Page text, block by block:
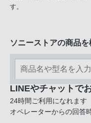
す。
ソニーストアの商品を
LINEやチャットで
24時間ご利用になれます
オペレーターからの回答